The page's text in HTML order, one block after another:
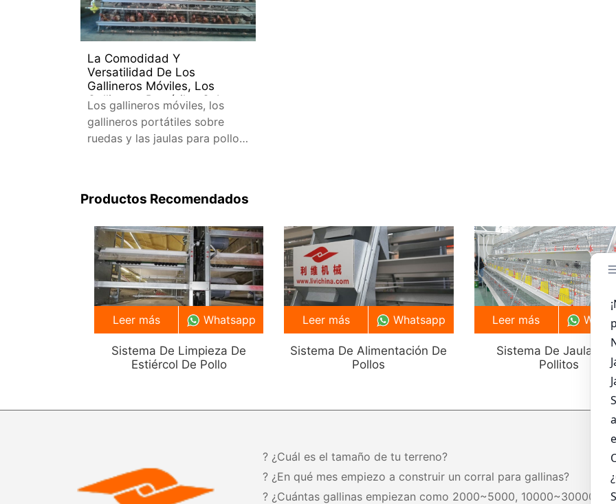
La Comodidad Y
Versatilidad De Los
Gallineros Móviles, Los
Gallineros Portátiles Sobre
Ruedas Y Las Jaulas Para
Pollos Sin Cita Previa
Los gallineros móviles, los
gallineros portátiles sobre
ruedas y las jaulas para pollos
Productos Recomendados
Sistema De Limpieza De
Estiércol De Pollo
Leer más Whatsapp
Sistema De Alimentación De
Pollos
Leer más Whatsapp
Sistema De Jaula
Pollitos
Leer más
? ¿Cuál es el tamaño de tu terreno?
? ¿En qué mes empiezo a construir un corral para gallinas?
? ¿Cuántas gallinas empiezan como 2000~5000, 10000~30000,